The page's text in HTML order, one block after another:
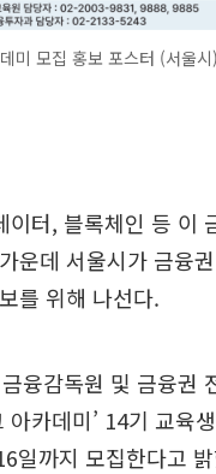
미 모집 홍보 포스터 (서울시)
이터, 블록체인 등 이
운데 서울시가 금융
를 위해 나선다.
융감독원 및 금융권
아카데미’ 14기 교육
일까지 모집한다고